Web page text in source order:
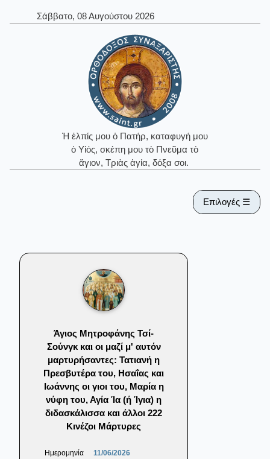
Σάββατο, 08 Αυγούστου 2026
Ἡ ἐλπίς μου ὁ Πατήρ, καταφυγή μου
ὁ Υἱός, σκέπη μου τὸ Πνεῦμα τὸ
ἅγιον, Τριὰς ἁγία, δόξα σοι.
Επιλογές ☰
Άγιος Μητροφάνης Τσί-
Σούνγκ και οι μαζί μ' αυτόν
μαρτυρήσαντες: Τατιανή η
Πρεσβυτέρα του, Ησαΐας και
Ιωάννης οι γιοι του, Μαρία η
νύφη του, Αγία Ία (ή Ίγια) η
διδασκάλισσα και άλλοι 222
Κινέζοι Μάρτυρες
Ημερομηνία
11/06/2026